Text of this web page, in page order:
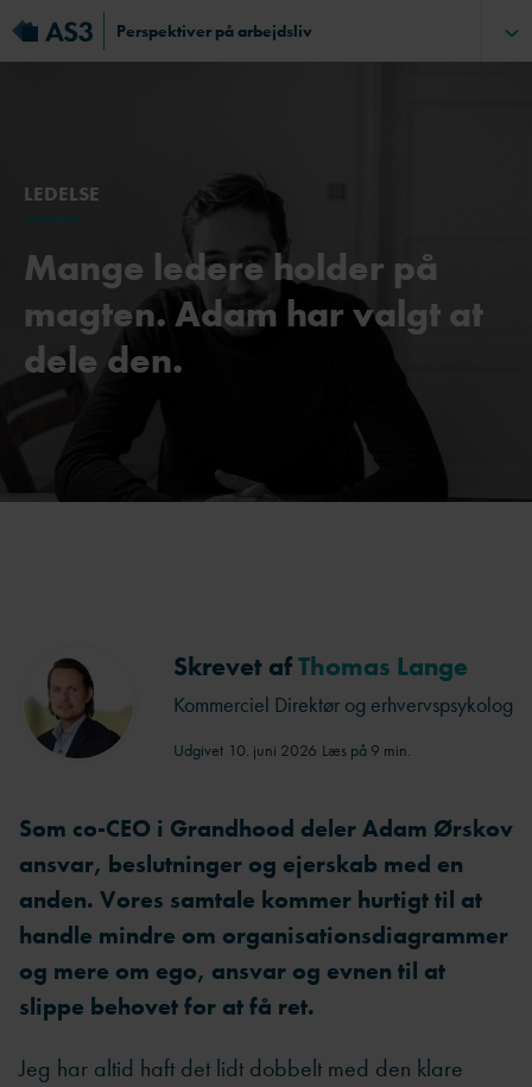
Perspektiver på arbejdsliv
LEDELSE
Mange ledere holder på
magten. Adam har valgt at
dele den.
Skrevet afThomas Lange
Kommerciel Direktør og erhvervspsykolog
Udgivet 10. juni 2026 Læs på 9 min.
Som co-CEO i Grandhood deler Adam Ørskov
ansvar, beslutninger og ejerskab med en
anden. Vores samtale kommer hurtigt til at
handle mindre om organisationsdiagrammer
og mere om ego, ansvar og evnen til at
slippe behovet for at få ret.
Jeg har altid haft det lidt dobbelt med den klare